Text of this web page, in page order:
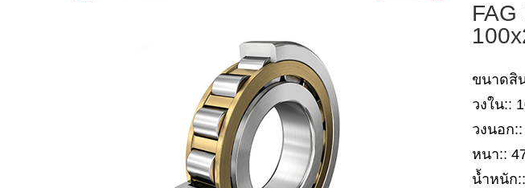
ขนาดสิ
วงใน::
วงนอก
หนา::
น้ำหนัก